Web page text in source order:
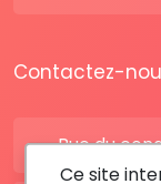
Contactez-
Rue du
Ce site